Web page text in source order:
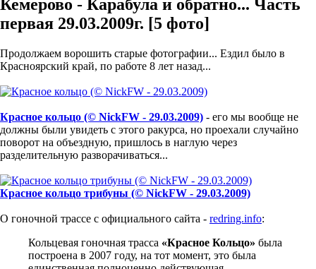
Кемерово - Карабула и обратно... Часть
первая 29.03.2009г. [5 фото]
Продолжаем ворошить старые фотографии... Ездил было в
Красноярский край, по работе 8 лет назад...
Красное кольцо (© NickFW - 29.03.2009) - его мы вообще не
должны были увидеть с этого ракурса, но проехали случайно
поворот на объездную, пришлось в наглую через
разделительную разворачиваться...
Красное кольцо трибуны (© NickFW - 29.03.2009)
О гоночной трассе с официального сайта - redring.info:
Кольцевая гоночная трасса «Красное Кольцо» была
построена в 2007 году, на тот момент, это была